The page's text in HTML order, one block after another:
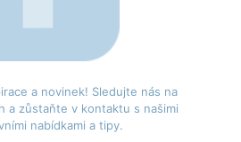
a novinek! Sledujte nás na
a zůstaňte v kontaktu s našimi
nabídkami a tipy.